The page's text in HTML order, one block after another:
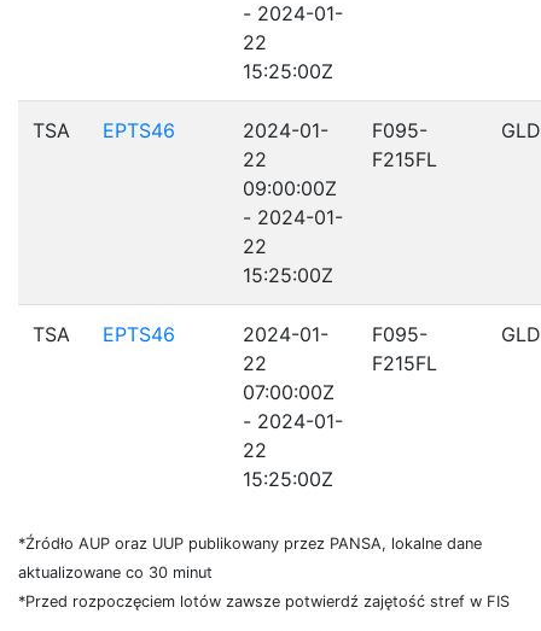
- 2024-01-
22
15:25:00Z
TSA EPTS46
2024-01-
22
09:00:00Z
- 2024-01-
22
15:25:00Z
F095-
F215FL
GLD
TSA EPTS46
2024-01-
22
07:00:00Z
- 2024-01-
22
15:25:00Z
F095-
F215FL
GLD
*Źródło AUP oraz UUP publikowany przez PANSA, lokalne dane
aktualizowane co 30 minut
*Przed rozpoczęciem lotów zawsze potwierdź zajętość stref w FIS